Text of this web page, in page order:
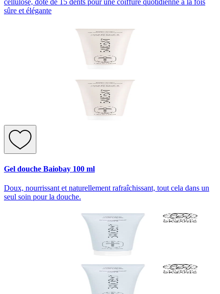
cellulose, doté de 15 dents pour une coiffure quotidienne à la fois
sûre et élégante
Gel douche Baiobay 100 ml
Doux, nourrissant et naturellement rafraîchissant, tout cela dans un
seul soin pour la douche.